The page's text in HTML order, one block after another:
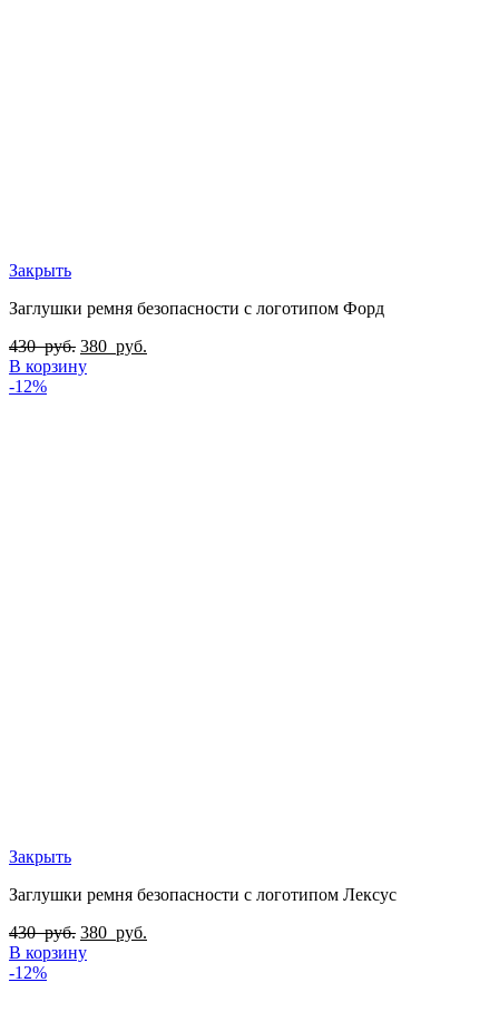
Закрыть
Заглушки ремня безопасности с логотипом Форд
430руб. 380 руб.
В корзину
-12%
Закрыть
Заглушки ремня безопасности с логотипом Лексус
430руб. 380 руб.
В корзину
-12%